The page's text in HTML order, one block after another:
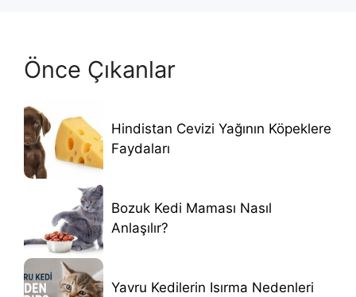
Önce Çıkanlar
Hindistan Cevizi Yağının Köpeklere
Faydaları
Bozuk Kedi Maması Nasıl
Anlaşılır?
Yavru Kedilerin Isırma Nedenleri